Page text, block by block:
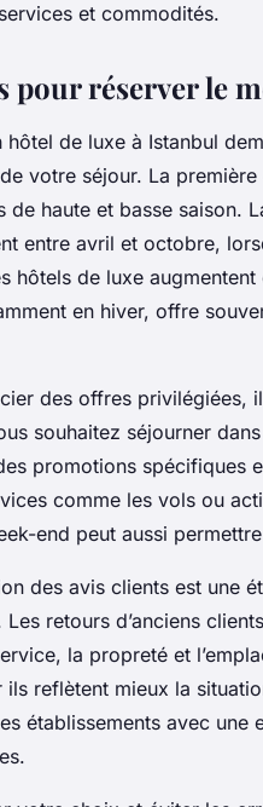
et commodités.
pour réserver le
hôtel de luxe à Istanbul
votre séjour. La
de haute et basse saison.
entre avril et octobre,
hôtels de luxe
en hiver, offre
des offres privilégiées,
souhaitez séjourner
promotions spécifiques
comme les vols ou
end peut aussi
des avis clients est une
retours d’anciens
la propreté et
ils reflètent mieux la
établissements avec une